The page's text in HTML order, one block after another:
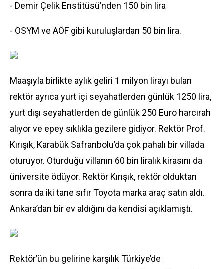
- Demir Çelik Enstitüsü’nden 150 bin lira
- ÖSYM ve AÖF gibi kuruluşlardan 50 bin lira.
Maaşıyla birlikte aylık geliri 1 milyon lirayı bulan
rektör ayrıca yurt içi seyahatlerden günlük 1250 lira,
yurt dışı seyahatlerden de günlük 250 Euro harcırah
alıyor ve epey sıklıkla gezilere gidiyor. Rektör Prof.
Kırışık, Karabük Safranbolu’da çok pahalı bir villada
oturuyor. Oturduğu villanın 60 bin liralık kirasını da
üniversite ödüyor. Rektör Kırışık, rektör olduktan
sonra da iki tane sıfır Toyota marka araç satın aldı.
Ankara’dan bir ev aldığını da kendisi açıklamıştı.
Rektör’ün bu gelirine karşılık Türkiye’de